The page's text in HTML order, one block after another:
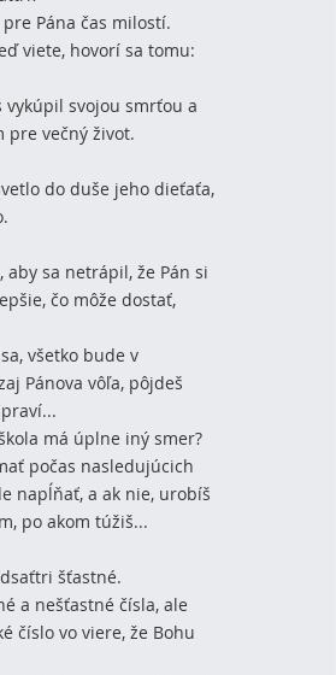
Pána čas milostí.
viete, hovorí sa tomu:
vykúpil svojou smrťou a
pre večný život.
do duše jeho dieťaťa,
aby sa netrápil, že Pán si
čo môže dostať,
všetko bude v
Pánova vôľa, pôjdeš
má úplne iný smer?
počas nasledujúcich
napĺňať, a ak nie, urobíš
po akom túžiš...
šťastné.
a nešťastné čísla, ale
číslo vo viere, že Bohu